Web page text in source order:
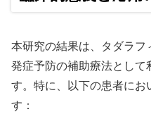
本研究の結果は、タダラフ
発症予防の補助療法として
す。特に、以下の患者にお
す：